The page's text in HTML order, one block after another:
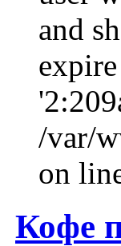
and
/var/
on
Кофе